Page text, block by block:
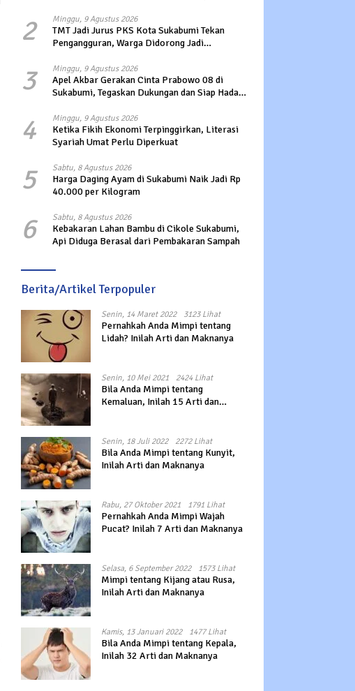
2 Minggu, 9 Agustus 2026
TMT Jadi Jurus PKS Kota Sukabumi Tekan
Pengangguran, Warga Didorong Jadi
3 Minggu, 9 Agustus 2026
Apel Akbar Gerakan Cinta Prabowo 08 di
Sukabumi, Tegaskan Dukungan dan Siap Hadapi
4 Minggu, 9 Agustus 2026
Ketika Fikih Ekonomi Terpinggirkan, Literasi
Syariah Umat Perlu Diperkuat
5 Sabtu, 8 Agustus 2026
Harga Daging Ayam di Sukabumi Naik Jadi Rp
40.000 per Kilogram
6 Sabtu, 8 Agustus 2026
Kebakaran Lahan Bambu di Cikole Sukabumi,
Api Diduga Berasal dari Pembakaran Sampah
Berita/Artikel Terpopuler
Senin, 14 Maret 2022 3123 Lihat
Pernahkah Anda Mimpi tentang
Lidah? Inilah Arti dan Maknanya
Senin, 10 Mei 2021 2424 Lihat
Bila Anda Mimpi tentang
Kemaluan, Inilah 15 Arti dan
Senin, 18 Juli 2022 2272 Lihat
Bila Anda Mimpi tentang Kunyit,
Inilah Arti dan Maknanya
Rabu, 27 Oktober 2021 1791 Lihat
Pernahkah Anda Mimpi Wajah
Pucat? Inilah 7 Arti dan Maknanya
Selasa, 6 September 2022 1573 Lihat
Mimpi tentang Kijang atau Rusa,
Inilah Arti dan Maknanya
Kamis, 13 Januari 2022 1477 Lihat
Bila Anda Mimpi tentang Kepala,
Inilah 32 Arti dan Maknanya